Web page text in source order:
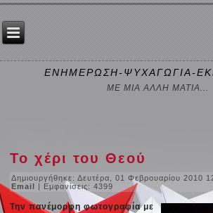
ΕΝΗΜΕΡΩΣΗ-ΨΥΧΑΓΩΓΙΑ-
ΜΕ ΜΙΑ ΑΛΛΗ ΜΑΤΙΑ...
Το χέρι του Θεού
Δημιουργήθηκε: Δευτέρα, 01 Φεβρουαρίου 2010
Email | Εμφανίσεις: 4399
Την πανέμορφη φωτογραφία με